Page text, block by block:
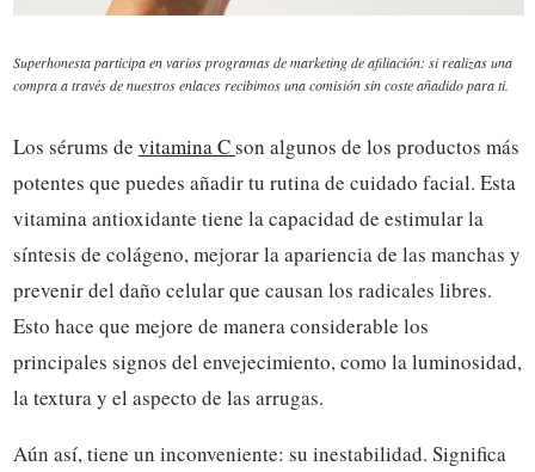
Superhonesta participa en varios programas de marketing de afiliación: si realizas una
compra a través de nuestros enlaces recibimos una comisión sin coste añadido para ti.
Los sérums de vitamina Cson algunos de los productos más
potentes que puedes añadir tu rutina de cuidado facial. Esta
vitamina antioxidante tiene la capacidad de estimular la
síntesis de colágeno, mejorar la apariencia de las manchas y
prevenir del daño celular que causan los radicales libres.
Esto hace que mejore de manera considerable los
principales signos del envejecimiento, como la luminosidad,
la textura y el aspecto de las arrugas.
Aún así, tiene un inconveniente: su inestabilidad. Significa